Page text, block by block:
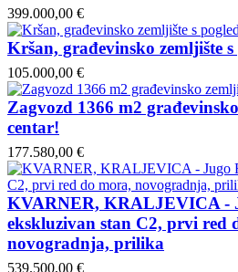
399.000,00 €
Kršan, građevinsko zemljište
105.000,00 €
Zagvozd 1366 m2
centar!
177.580,00 €
KVARNER, KRALJEVICA -
ekskluzivan stan C2, prvi red
novogradnja, prilika
539.500,00 €